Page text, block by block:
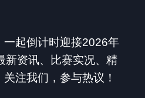
一起倒计时迎接2026年
新资讯、比赛实况、精
注我们，参与热议！